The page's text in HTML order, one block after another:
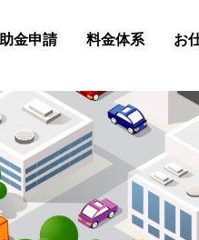
金申請
再構築補助金
模事業者持続化補助金
料金体系 お